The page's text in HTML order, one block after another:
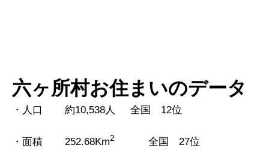
六ヶ所村お住まいのデータ
・人口 約10,538人 全国 12位
・面積 252.68Km2 全国 27位